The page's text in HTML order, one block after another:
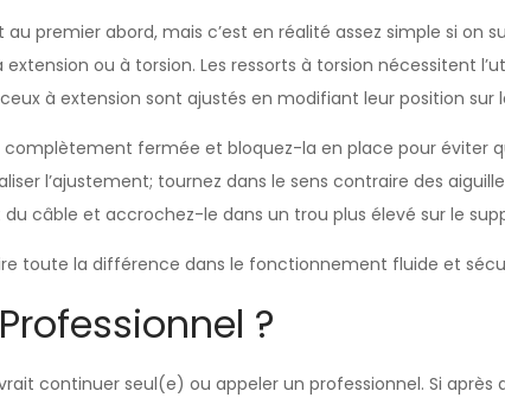
premier abord, mais c’est en réalité assez simple si on
ou à torsion. Les ressorts à torsion nécessitent
à extension sont ajustés en modifiant leur position sur
fermée et bloquez-la en place pour éviter
l’ajustement; tournez dans le sens contraire des
câble et accrochez-le dans un trou plus élevé sur le
toute la différence dans le fonctionnement fluide et
?
continuer seul(e) ou appeler un professionnel. Si